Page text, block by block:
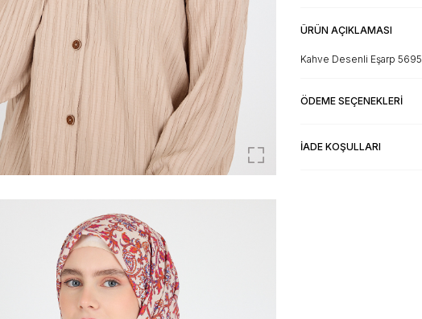
ÜRÜN AÇIKLAMASI
Kahve Desenli Eşarp 5695
ÖDEME SEÇENEKLERI
İADE KOŞULLARI